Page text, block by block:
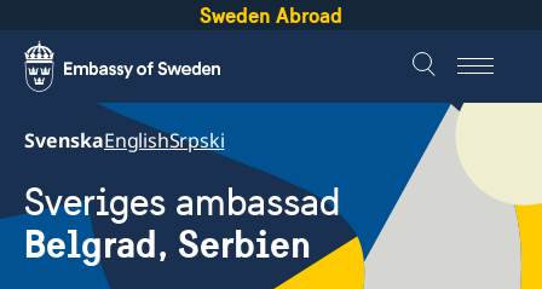
Sweden Abroad
SvenskaEnglishSrpski
Sveriges ambassad
Belgrad, Serbien